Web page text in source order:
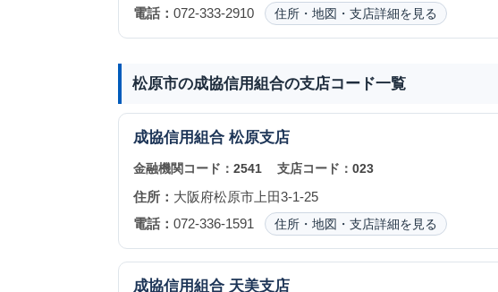
電話： 072-333-2910 住所・地図・支店詳細を見る
松原市の成協信用組合の支店コード一覧
成協信用組合 松原支店
金融機関コード： 2541 支店コード： 023
住所： 大阪府松原市上田3-1-25
電話： 072-336-1591 住所・地図・支店詳細を見る
成協信用組合 天美支店